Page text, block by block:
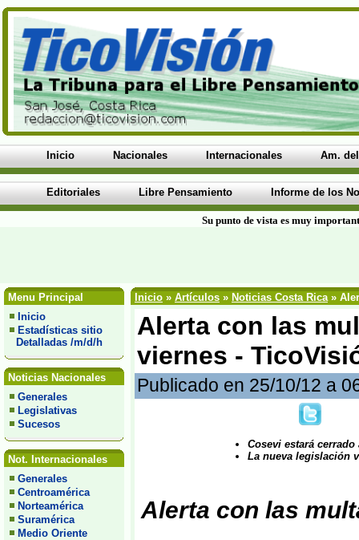
Inicio Nacionales Internacionales Am.
Editoriales Libre Pensamiento Informe de los
Su punto de vista es muy
Menu Principal
Inicio
Estadísticas sitio
Detalladas /m/d/h
Noticias Nacionales
Generales
Legislativas
Sucesos
Not. Internacionales
Generales
Centroamérica
Norteamérica
Suramérica
Medio Oriente
Inicio » Artículos » Noticias Costa Rica»
Alerta con las
viernes -
Publicado en 25/10/12 a
Cosevi estará
La nueva legislación
Alerta con las